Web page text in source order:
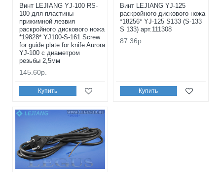
Винт LEJIANG YJ-100 RS-
100 для пластины
прижимной лезвия
раскройного дискового ножа
*19828* YJ100-S-161 Screw
for guide plate for knife Aurora
YJ-100 с диаметром
резьбы 2,5мм
145.60р.
Купить
Винт LEJIANG YJ-125
раскройного дискового ножа
*18256* YJ-125 S133 (S-133
S 133) арт.111308
87.36р.
Купить